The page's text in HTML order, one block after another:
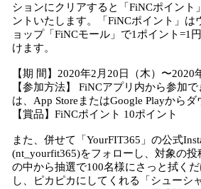
ションにクリアすると「FiNCポイント
ントいたします。「FiNCポイント」は
ョップ「FiNCモール」で1ポイント=1
けます。
【期 間】2020年2月20日（木）〜2020
【参加方法】 FiNCアプリ内から参加
は、App StoreまたはGoogle Playからダ
【賞品】FiNCポイント 10ポイント
また、併せて「YourFIT365」の公式
(nt_yourfit365)をフォローし、対象の
の中から抽選で100名様にさっと拭く
し、ピカピカにしてくれる「シューシ